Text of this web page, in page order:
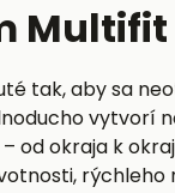
tak, aby sa
vytvorí
od okraja k